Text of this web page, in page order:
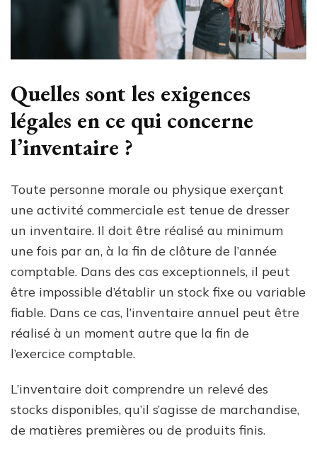
Quelles sont les exigences
légales en ce qui concerne
l’inventaire ?
Toute personne morale ou physique exerçant
une activité commerciale est tenue de dresser
un inventaire. Il doit être réalisé au minimum
une fois par an, à la fin de clôture de l’année
comptable. Dans des cas exceptionnels, il peut
être impossible d’établir un stock fixe ou variable
fiable. Dans ce cas, l’inventaire annuel peut être
réalisé à un moment autre que la fin de
l’exercice comptable.
L’inventaire doit comprendre un relevé des
stocks disponibles, qu’il s’agisse de marchandise,
de matières premières ou de produits finis.